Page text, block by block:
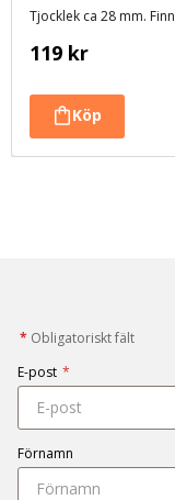
119 kr
* Obligatoriskt fält
E-post *
Förnamn